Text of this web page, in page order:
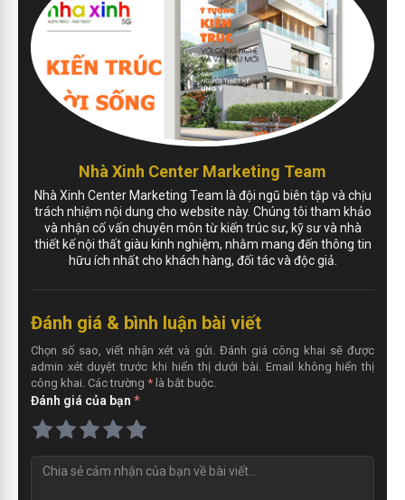
Nhà Xinh Center Marketing Team
Nhà Xinh Center Marketing Team là đội ngũ biên tập và chịu
trách nhiệm nội dung cho website này. Chúng tôi tham khảo
và nhận cố vấn chuyên môn từ kiến trúc sư, kỹ sư và nhà
thiết kế nội thất giàu kinh nghiệm, nhằm mang đến thông tin
hữu ích nhất cho khách hàng, đối tác và độc giả.
Đánh giá & bình luận bài viết
Chọn số sao, viết nhận xét và gửi. Đánh giá công khai sẽ được
admin xét duyệt trước khi hiển thị dưới bài. Email không hiển thị
công khai. Các trường *là bắt buộc.
Đánh giá của bạn *
N